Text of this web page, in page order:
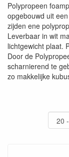
Polypropeen
opgebouwd uit
zijden ene
Leverbaar in wit
lichtgewicht plaat.
Door de
scharnierend te
zo makkelijke